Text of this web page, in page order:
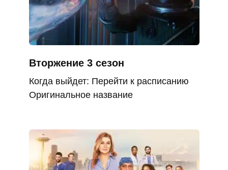
Вторжение 3 сезон
Когда выйдет: Перейти к расписанию
Оригинальное название